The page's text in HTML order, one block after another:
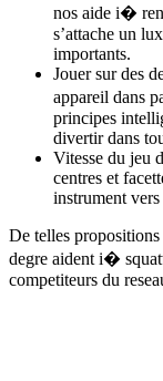
nos aide i�
s’attache un
importants.
Jouer sur des
appareil dans
principes
divertir dans
Vitesse du jeu
centres et
instrument
De telles
degre aident i�
competiteurs du